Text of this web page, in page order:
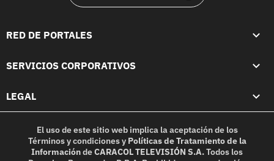
RED DE PORTALES
SERVICIOS CORPORATIVOS
LEGAL
El uso de este sitio web implica la aceptación de los
Términos y condicionesy Políticas de Tratamiento de la
InformacióndeCARACOL TELEVISIÓN S.A.Todos los